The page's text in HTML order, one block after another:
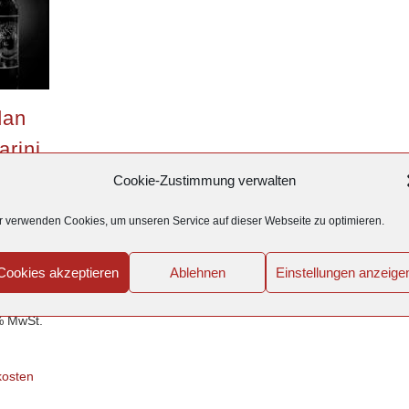
Cookie-Zustimmung verwalten
verwenden Cookies, um unseren Service auf dieser Webseite zu optimieren.
akzeptieren Ablehnen Einstellungen
MwSt.